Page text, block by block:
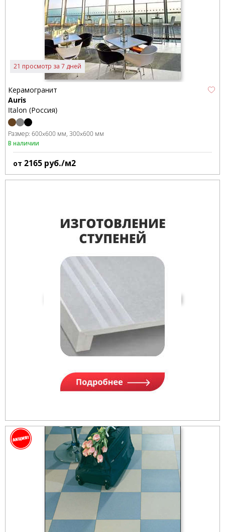
21 просмотр за 7 дней
Керамогранит
Auris
Italon (Россия)
Размер: 600x600 мм 300x600 мм
В наличии
от 2165 руб./м2